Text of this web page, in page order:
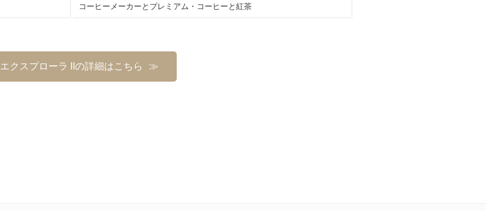
コーヒーメーカーとプレミアム・コーヒーと紅茶
エクスプローラ IIの詳細はこちら